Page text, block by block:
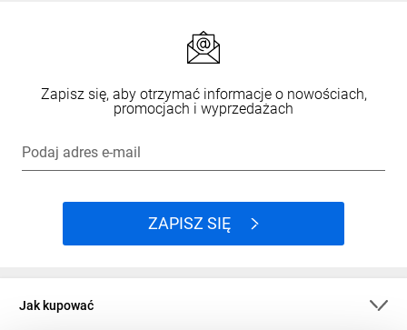
Zapisz się, aby otrzymać informacje o nowościach,
promocjach i wyprzedażach
Podaj adres e-mail
ZAPISZ SIĘ
Jak kupować